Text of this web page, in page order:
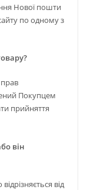
Нової пошти
по одному з
Покупцем
прийняття
він
від